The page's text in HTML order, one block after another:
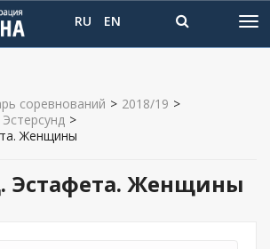
RU EN
соревнований > 2018/19 >
Эстерсунд >
Женщины
Эстафета. Женщины